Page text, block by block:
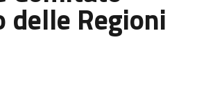
delle Regioni